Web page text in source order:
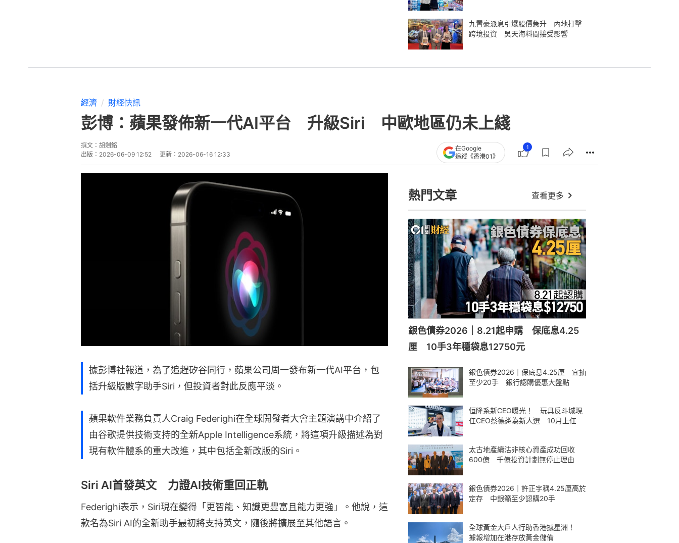
九置豪派息引爆股價急升 內地打擊
跨境投資 吳天海料間接受影響
經濟 財經快訊
彭博：蘋果發佈新一代AI平台 升級Siri 中歐地區仍未上綫
撰文： 胡劍銘
出版： 2026-06-09 12:52 更新： 2026-06-16 12:33
在Google
追蹤《香港01》
1
據彭博社報道，為了追趕矽谷同行，蘋果公司周一發布新一代AI平台，包
括升級版數字助手Siri，但投資者對此反應平淡。
蘋果軟件業務負責人Craig Federighi在全球開發者大會主題演講中介紹了
由谷歌提供技術支持的全新Apple Intelligence系統，將這項升級描述為對
現有軟件體系的重大改進，其中包括全新改版的Siri。
Siri AI首發英文 力證AI技術重回正軌
Federighi表示，Siri現在變得「更智能、知識更豐富且能力更強」。他說，這
款名為Siri AI的全新助手最初將支持英文，隨後將擴展至其他語言。
熱門文章 查看更多
銀色債券2026｜8.21起申購 保底息4.25
厘 10手3年穩袋息12750元
銀色債券2026｜保底息4.25厘 宜抽
至少20手 銀行認購優惠大盤點
恒隆系新CEO曝光！ 玩具反斗城現
任CEO蔡德粦為新人選 10月上任
太古地產續沽非核心資產成功回收
600億 千億投資計劃無停止理由
銀色債券2026｜許正宇稱4.25厘高於
定存 中銀籲至少認購20手
全球黃金大戶人行助香港撼星洲！
據報增加在港存放黃金儲備